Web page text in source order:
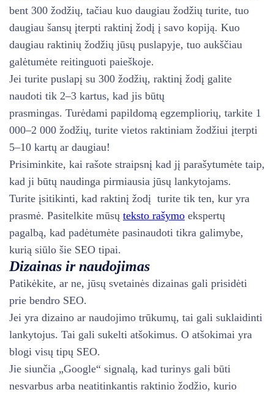
bent 300 žodžių, tačiau kuo daugiau žodžių turite, tuo
daugiau šansų įterpti raktinį žodį į savo kopiją. Kuo
daugiau raktinių žodžių jūsų puslapyje, tuo aukščiau
galėtumėte reitinguoti paieškoje.
Jei turite puslapį su 300 žodžių, raktinį žodį galite
naudoti tik 2–3 kartus, kad jis būtų
prasmingas. Turėdami papildomą egzempliorių, tarkite 1
000–2 000 žodžių, turite vietos raktiniam žodžiui įterpti
5–10 kartų ar daugiau!
Prisiminkite, kai rašote straipsnį kad jį parašytumėte taip,
kad ji būtų naudinga pirmiausia jūsų lankytojams.
Turite įsitikinti, kad raktinį žodį turite tik ten, kur yra
prasmė. Pasitelkite mūsų teksto rašymo ekspertų
pagalbą, kad padėtumėte pasinaudoti tikra galimybe,
kurią siūlo šie SEO tipai.
Dizainas ir naudojimas
Patikėkite, ar ne, jūsų svetainės dizainas gali prisidėti
prie bendro SEO.
Jei yra dizaino ar naudojimo trūkumų, tai gali suklaidinti
lankytojus. Tai gali sukelti atšokimus. O atšokimai yra
blogi visų tipų SEO.
Jie siunčia „Google“ signalą, kad turinys gali būti
nesvarbus arba neatitinkantis raktinio žodžio, kurio